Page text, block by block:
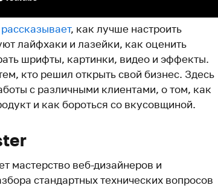
рассказывает, как лучше настроить
лайфхаки и лазейки, как оценить
шрифты, картинки, видео и эффекты.
кто решил открыть свой бизнес. Здесь
с различными клиентами, о том, как
и как бороться со вкусовщиной.
мастерство веб-дизайнеров и
стандартных технических вопросов